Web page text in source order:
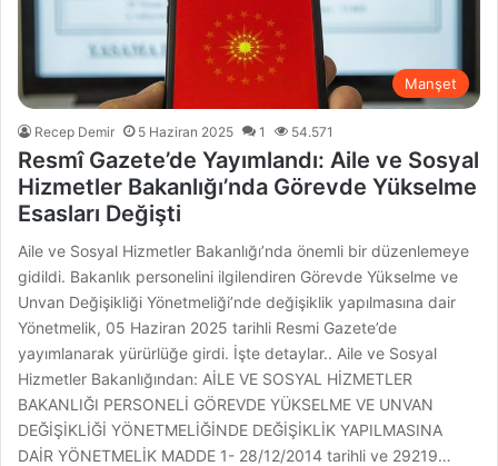
Manşet
Recep Demir 5 Haziran 2025 1 54.571
Resmî Gazete’de Yayımlandı: Aile ve Sosyal
Hizmetler Bakanlığı’nda Görevde Yükselme
Esasları Değişti
Aile ve Sosyal Hizmetler Bakanlığı’nda önemli bir düzenlemeye
gidildi. Bakanlık personelini ilgilendiren Görevde Yükselme ve
Unvan Değişikliği Yönetmeliği’nde değişiklik yapılmasına dair
Yönetmelik, 05 Haziran 2025 tarihli Resmi Gazete’de
yayımlanarak yürürlüğe girdi. İşte detaylar.. Aile ve Sosyal
Hizmetler Bakanlığından: AİLE VE SOSYAL HİZMETLER
BAKANLIĞI PERSONELİ GÖREVDE YÜKSELME VE UNVAN
DEĞİŞİKLİĞİ YÖNETMELİĞİNDE DEĞİŞİKLİK YAPILMASINA
DAİR YÖNETMELİK MADDE 1- 28/12/2014 tarihli ve 29219…